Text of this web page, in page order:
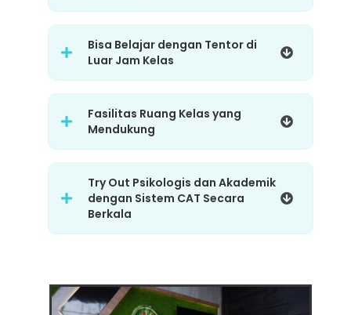
Bisa Belajar dengan Tentor di
Luar Jam Kelas
Fasilitas Ruang Kelas yang
Mendukung
Try Out Psikologis dan Akademik
dengan Sistem CAT Secara
Berkala